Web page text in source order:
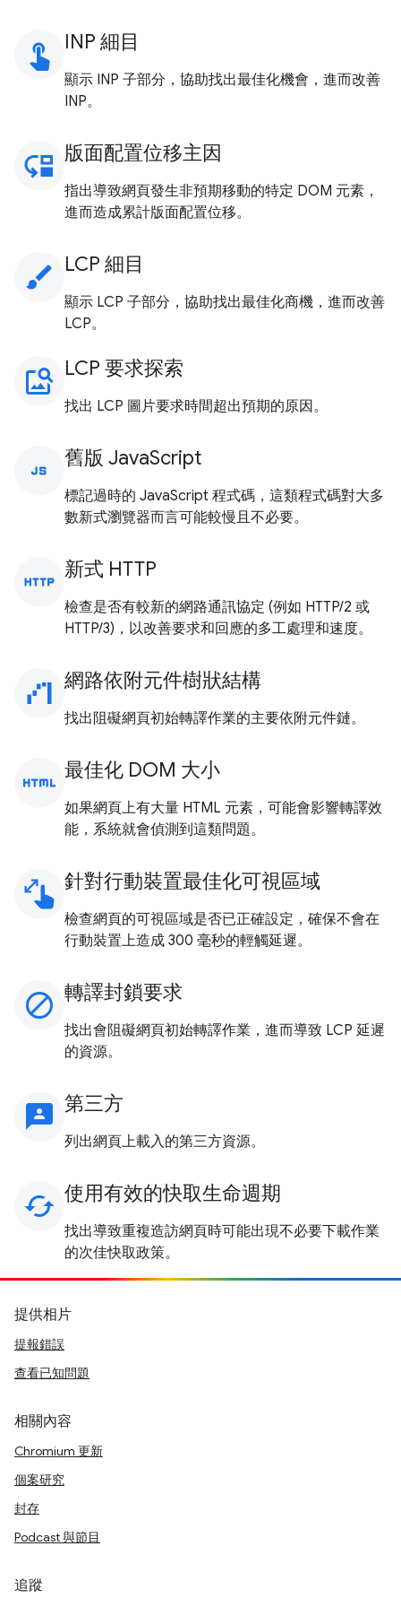
touch_app INP 細目
顯示 INP 子部分，協助找出最佳化機會，進而改善
INP。
move_down 版面配置位移主因
指出導致網頁發生非預期移動的特定 DOM 元素，
進而造成累計版面配置位移。
brush LCP 細目
顯示 LCP 子部分，協助找出最佳化商機，進而改善
LCP。
image_search LCP 要求探索
找出 LCP 圖片要求時間超出預期的原因。
javascript 舊版 JavaScript
標記過時的 JavaScript 程式碼，這類程式碼對大多
數新式瀏覽器而言可能較慢且不必要。
http 新式 HTTP
檢查是否有較新的網路通訊協定 (例如 HTTP/2 或
HTTP/3)，以改善要求和回應的多工處理和速度。
waterfall_chart 網路依附元件樹狀結構
找出阻礙網頁初始轉譯作業的主要依附元件鏈。
html 最佳化 DOM 大小
如果網頁上有大量 HTML 元素，可能會影響轉譯效
能，系統就會偵測到這類問題。
pinch 針對行動裝置最佳化可視區域
檢查網頁的可視區域是否已正確設定，確保不會在
行動裝置上造成 300 毫秒的輕觸延遲。
block 轉譯封鎖要求
找出會阻礙網頁初始轉譯作業，進而導致 LCP 延遲
的資源。
3p 第三方
列出網頁上載入的第三方資源。
cached 使用有效的快取生命週期
找出導致重複造訪網頁時可能出現不必要下載作業
的次佳快取政策。
提供相片
提報錯誤
查看已知問題
相關內容
Chromium 更新
個案研究
封存
Podcast 與節目
追蹤